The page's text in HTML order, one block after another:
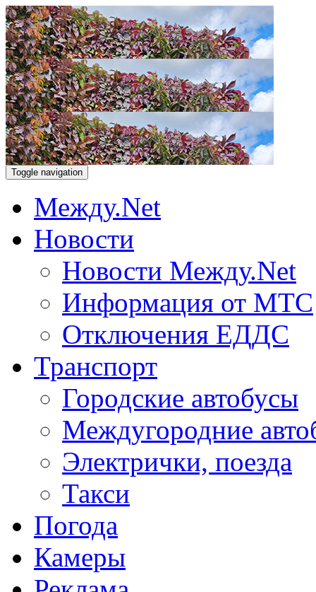
Toggle navigation
Между.Net
Новости
Новости Между.Net
Информация от МТС
Отключения ЕДДС
Транспорт
Городские автобусы
Междугородние
Электрички, поезда
Такси
Погода
Камеры